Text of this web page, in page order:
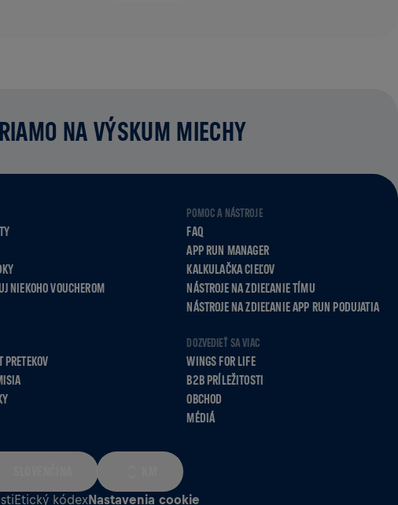
NA VÝSKUM MIECHY
NIEKOHO VOUCHEROM
POMOC A NÁSTROJE
FAQ
APP RUN MANAGER
KALKULAČKA CIEĽOV
NÁSTROJE NA ZDIEĽANIE TÍMU
NÁSTROJE NA ZDIEĽANIE APP RUN PODUJATIA
PRETEKOV
DOZVEDIEŤ SA VIAC
WINGS FOR LIFE
B2B PRÍLEŽITOSTI
OBCHOD
MÉDIÁ
Etický kódexNastavenia cookie